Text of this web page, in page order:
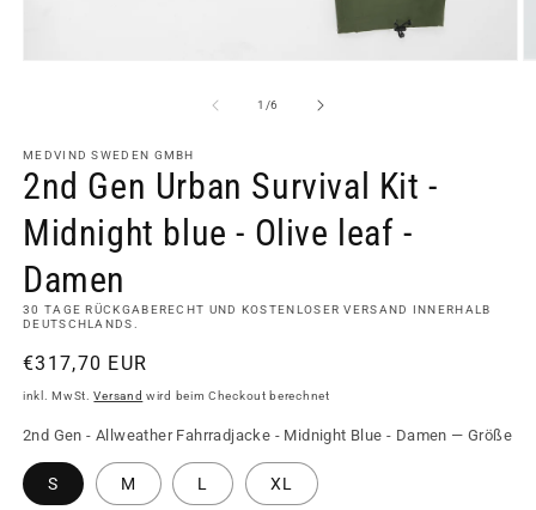
1 /von
6
MEDVIND SWEDEN GMBH
2nd Gen Urban Survival Kit -
Midnight blue - Olive leaf -
Damen
30 TAGE RÜCKGABERECHT UND KOSTENLOSER VERSAND INNERHALB
DEUTSCHLANDS.
Normaler
Preis
€317,70 EUR
inkl. MwSt.Versand wird beim Checkout berechnet
2nd Gen - Allweather Fahrradjacke - Midnight Blue - Damen — Größe
S M L XL